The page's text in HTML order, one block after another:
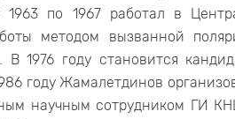
1963 по 1967 работал в
методом вызванной
В 1976 году становится
году Жамалетдинов
научным сотрудником ГИ